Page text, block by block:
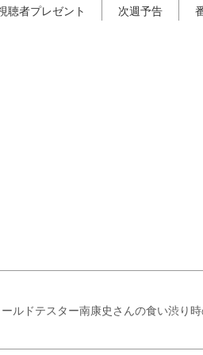
聴者プレゼント 次週予告
ルドテスター南康史さんの食い渋り